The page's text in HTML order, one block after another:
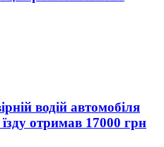
водій автомобіля
отримав 17000 грн